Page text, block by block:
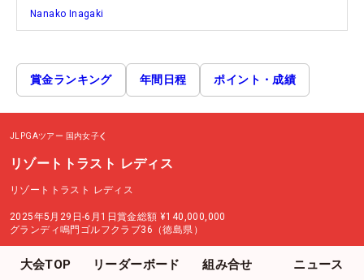
Nanako Inagaki
賞金ランキング 年間日程 ポイント・成績
JLPGAツアー 国内女子
リゾートトラスト レディス
リゾートトラスト レディス
2025年5月29日-6月1日賞金総額 ¥140,000,000
グランディ鳴門ゴルフクラブ36（徳島県）
大会TOP リーダーボード 組み合せ ニュース